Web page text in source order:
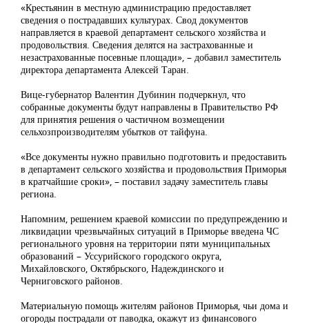
«Крестьянин в местную администрацию предоставляет
сведения о пострадавших культурах. Свод документов
направляется в краевой департамент сельского хозяйства и
продовольствия. Сведения делятся на застрахованные и
незастрахованные посевные площади», – добавил заместитель
директора департамента Алексей Таран.
Вице-губернатор Валентин Дубинин подчеркнул, что
собранные документы будут направлены в Правительство РФ
для принятия решения о частичном возмещении
сельхозпроизводителям убытков от тайфуна.
«Все документы нужно правильно подготовить и предоставить
в департамент сельского хозяйства и продовольствия Приморья
в кратчайшие сроки», – поставил задачу заместитель главы
региона.
Напомним, решением краевой комиссии по предупреждению и
ликвидации чрезвычайных ситуаций в Приморье введена ЧС
регионального уровня на территории пяти муниципальных
образований – Уссурийского городского округа,
Михайловского, Октябрьского, Надеждинского и
Черниговского районов.
Материальную помощь жителям районов Приморья, чьи дома и
огороды пострадали от паводка, окажут из финансового